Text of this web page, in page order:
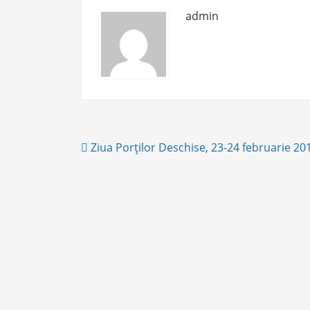
admin
Post
Ziua Porţilor Deschise, 23-24 februarie